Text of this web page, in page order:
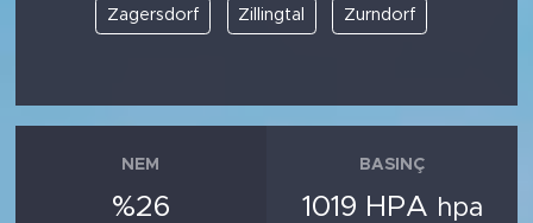
Zagersdorf Zillingtal Zurndorf
NEM
%26
BASINÇ
1019 HPA hpa